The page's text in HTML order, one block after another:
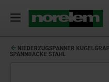
NIEDERZUGSPANNER
SPANNBACKE STAHL